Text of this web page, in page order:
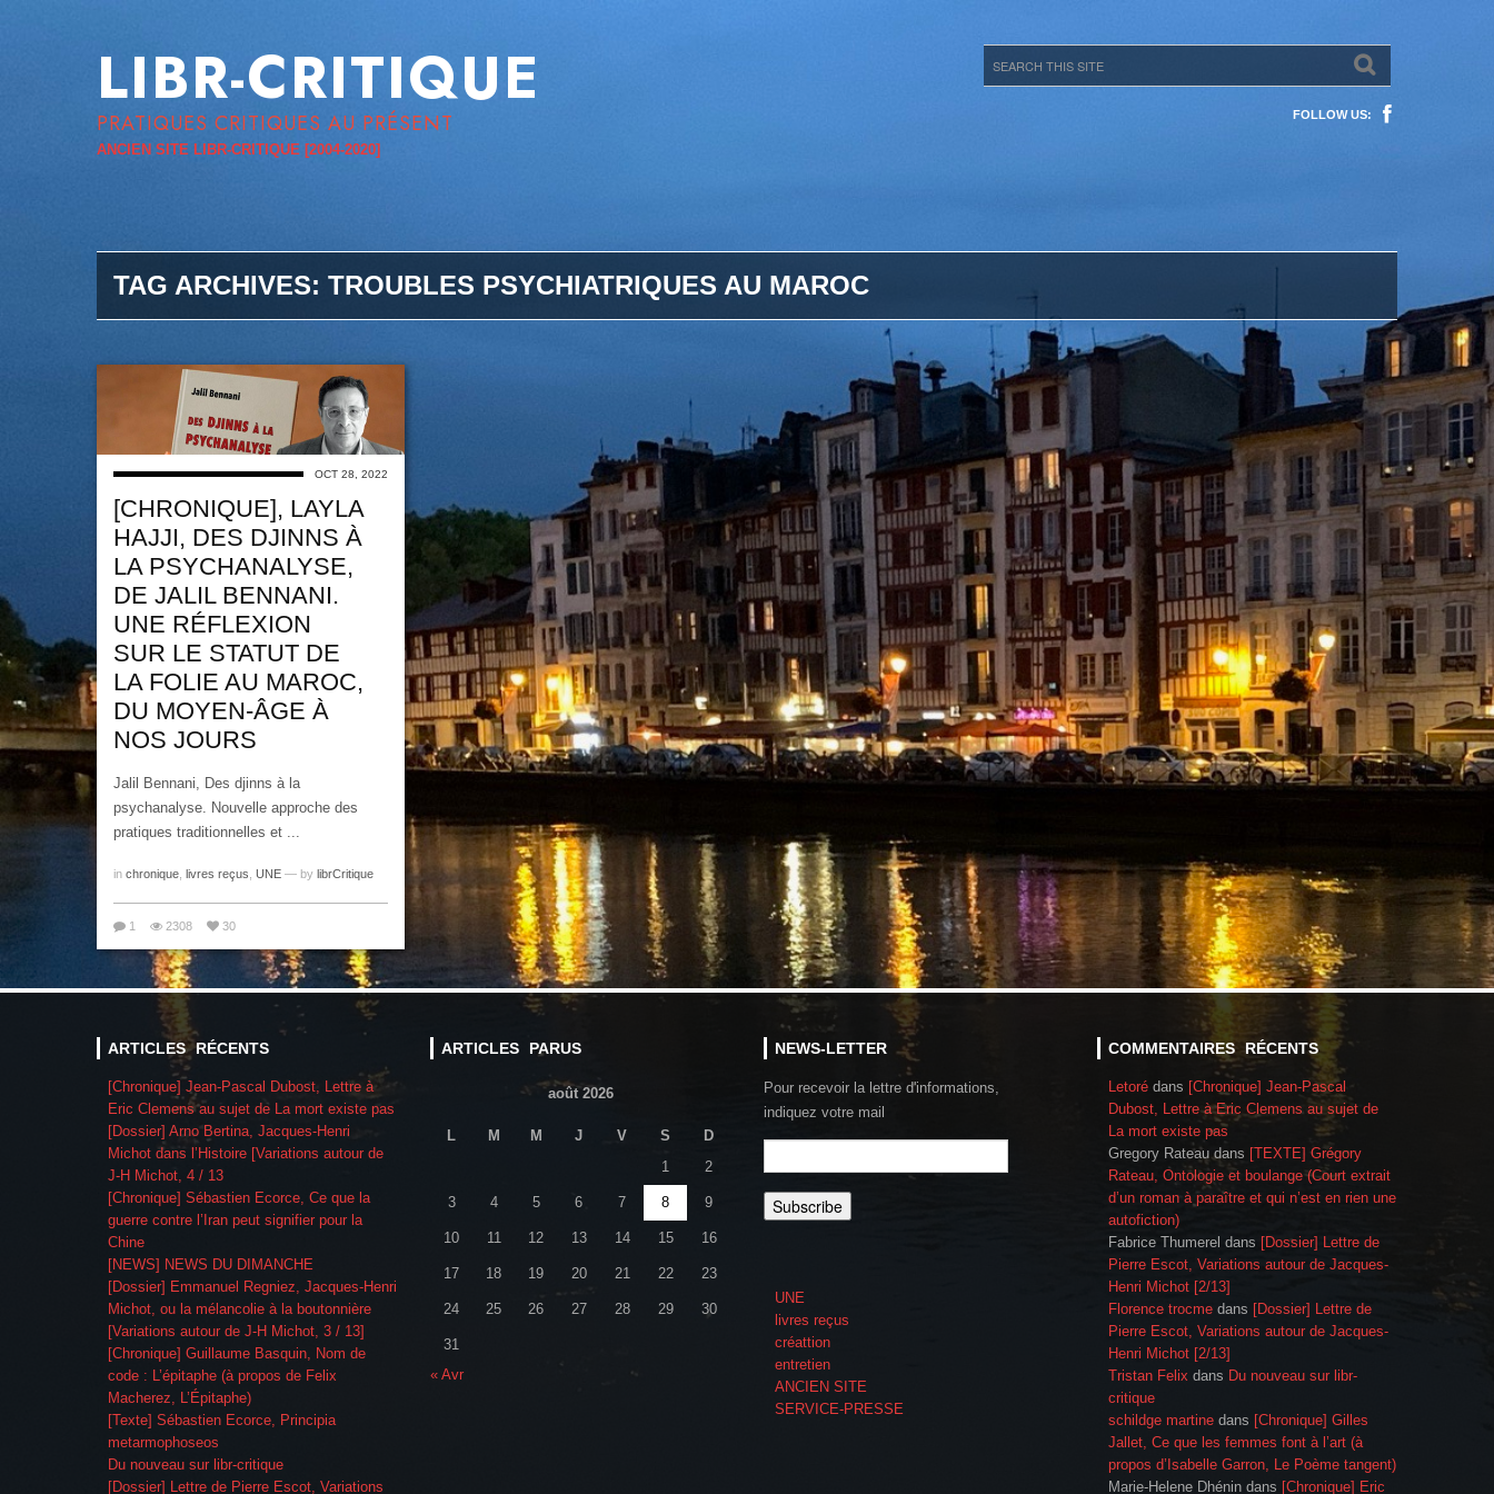
LIBR-CRITIQUE
PRATIQUES CRITIQUES AU PRÉSENT
ANCIEN SITE LIBR-CRITIQUE [2004-2020]
FOLLOW US:
TAG ARCHIVES: TROUBLES PSYCHIATRIQUES AU MAROC
OCT 28, 2022
[CHRONIQUE], LAYLA
HAJJI, DES DJINNS À
LA PSYCHANALYSE,
DE JALIL BENNANI.
UNE RÉFLEXION
SUR LE STATUT DE
LA FOLIE AU MAROC,
DU MOYEN-ÂGE À
NOS JOURS
Jalil Bennani, Des djinns à la
psychanalyse. Nouvelle approche des
pratiques traditionnelles et ...
in chronique livres reçus UNE — by librCritique
1 2308 30
ARTICLES RÉCENTS
[Chronique] Jean-Pascal Dubost, Lettre à
Eric Clemens au sujet de La mort existe pas
[Dossier] Arno Bertina, Jacques-Henri
Michot dans l’Histoire [Variations autour de
J-H Michot, 4 / 13
[Chronique] Sébastien Ecorce, Ce que la
guerre contre l’Iran peut signifier pour la
Chine
[NEWS] NEWS DU DIMANCHE
[Dossier] Emmanuel Regniez, Jacques-Henri
Michot, ou la mélancolie à la boutonnière
[Variations autour de J-H Michot, 3 / 13]
[Chronique] Guillaume Basquin, Nom de
code : L’épitaphe (à propos de Felix
Macherez, L’Épitaphe)
[Texte] Sébastien Ecorce, Principia
metarmophoseos
Du nouveau sur libr-critique
[Dossier] Lettre de Pierre Escot, Variations
ARTICLES PARUS
août 2026
L M M J V S
D
1
2
3 4 5 6 7 8 9
10 11 12 13 14 15 16
17 18 19 20 21 22 23
24 25 26 27 28 29 30
31
« Avr
NEWS-LETTER
Pour recevoir la lettre d'informations,
indiquez votre mail
UNE
livres reçus
créattion
entretien
ANCIEN SITE
SERVICE-PRESSE
COMMENTAIRES RÉCENTS
Letoré dans [Chronique] Jean-Pascal
Dubost, Lettre à Eric Clemens au sujet de
La mort existe pas
Gregory Rateau dans [TEXTE] Grégory
Rateau, Ontologie et boulange (Court extrait
d’un roman à paraître et qui n’est en rien une
autofiction)
Fabrice Thumerel dans [Dossier] Lettre de
Pierre Escot, Variations autour de Jacques-
Henri Michot [2/13]
Florence trocme dans [Dossier] Lettre de
Pierre Escot, Variations autour de Jacques-
Henri Michot [2/13]
Tristan Felix dans Du nouveau sur libr-
critique
schildge martine dans [Chronique] Gilles
Jallet, Ce que les femmes font à l’art (à
propos d’Isabelle Garron, Le Poème tangent)
Marie-Helene Dhénin dans [Chronique] Eric